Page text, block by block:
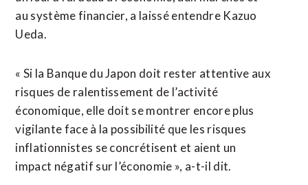
au système financier, a laissé entendre Kazuo
Ueda.
« Si la Banque du Japon doit rester attentive aux
risques de ralentissement de ⁠l’activité
économique, elle doit se montrer encore plus
vigilante face à la possibilité que les risques
inflationnistes se concrétisent et aient un
impact négatif ​sur l’économie », a-t-il dit.